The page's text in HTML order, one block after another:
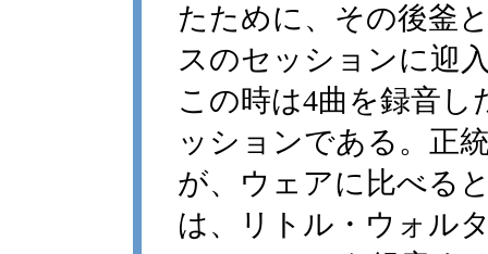
たために、その後釜
スのセッションに迎
この時は4曲を録音し
ッションである。正
が、ウェアに比べる
は、リトル・ウォル